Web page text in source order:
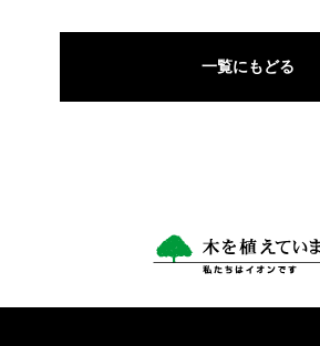
一覧にもどる